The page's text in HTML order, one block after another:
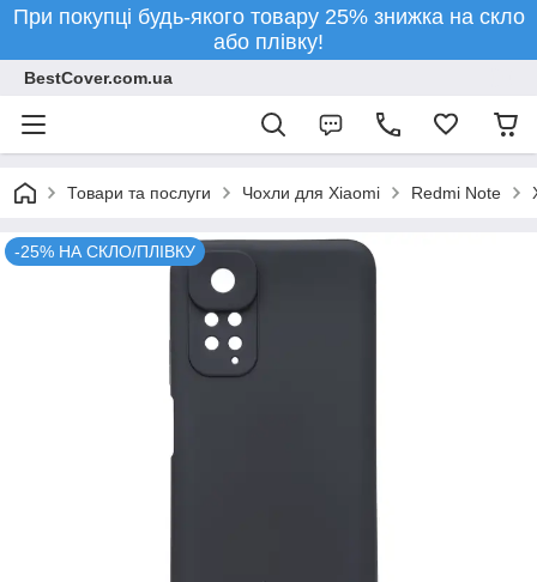
При покупці будь-якого товару 25% знижка на скло
або плівку!
BestCover.com.ua
Товари та послуги Чохли для Xiaomi Redmi Note
-25% НА СКЛО/ПЛІВКУ